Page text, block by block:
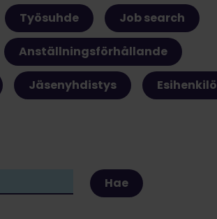
Työsuhde Job search
Anställningsförhållande
Jäsenyhdistys Esihenkilö